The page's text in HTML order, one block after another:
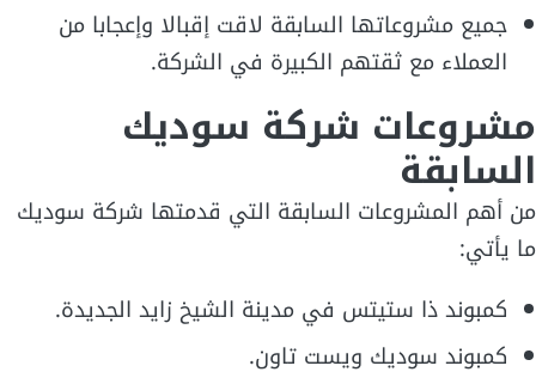
جميع مشروعاتها السابقة لاقت إقبالا وإعجابا من
العملاء مع ثقتهم الكبيرة في الشركة.
مشروعات شركة سوديك
السابقة
من أهم المشروعات السابقة التي قدمتها شركة سوديك
ما يأتي:
كمبوند ذا ستيتس في مدينة الشيخ زايد الجديدة.
كمبوند سوديك ويست تاون.